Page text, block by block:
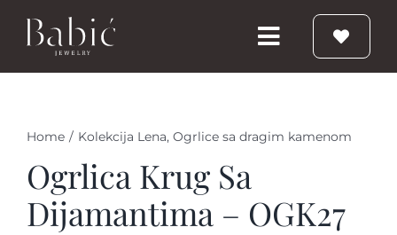
Toggle
Navigation
Prstenje
Home / Kolekcija Lena, Ogrlice sa dragim kamenom
Ogrlica Krug Sa
Dijamantima – OGK27